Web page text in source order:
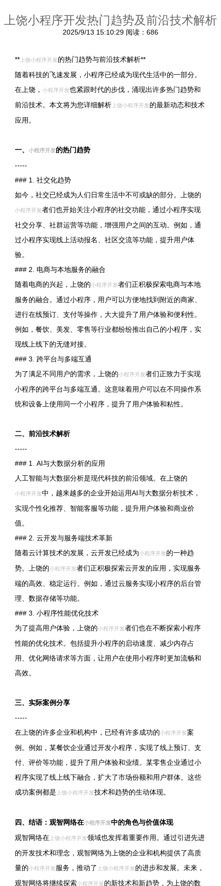
上饶小程序开发热门趋势及前沿技术解析
2025/9/13 15:10:29 阅读：686
** 上饶小程序开发的热门趋势与前沿技术解析**
随着科技的飞速发展，小程序已经成为现代生活中的一部分。
在上饶， 小程序开发也紧跟时代的步伐，涌现出许多热门趋势和
前沿技术。本文将为您详细解析 上饶小程序开发的最新动态和技术
应用。
一、 小程序开发的热门趋势
-----
### 1. 社交化趋势
如今，社交已经成为人们日常生活中不可或缺的部分。上饶的
小程序开发者们也开始关注小程序的社交功能，通过小程序实现
社交分享、社群运营等功能，增强用户之间的互动。例如，通
过小程序实现线上活动报名、社区交流等功能，提升用户体
验。
### 2. 电商与本地服务的融合
随着电商的兴起，上饶的小程序开发者们正积极探索电商与本地
服务的融合。通过小程序，用户可以方便地找到附近的商家、
进行在线预订、支付等操作，大大提升了用户体验和便利性。
例如，餐饮、美发、零售等行业都纷纷推出自己的小程序，实
现线上线下的无缝对接。
### 3. 跨平台与多端互通
为了满足不同用户的需求，上饶的小程序开发者们正致力于实现
小程序的跨平台与多端互通。这意味着用户可以在不同操作系
统和设备上使用同一个小程序，提升了用户体验和粘性。
二、前沿技术解析
-----
### 1. AI与大数据分析的应用
人工智能与大数据分析是现代科技的前沿领域。在上饶的
小程序开发中，越来越多的企业开始运用AI与大数据分析技术，
实现个性化推荐、智能客服等功能，提升用户体验和商业价
值。
### 2. 云开发与服务端技术革新
随着云计算技术的发展，云开发已经成为小程序开发的一种趋
势。上饶的小程序开发者们正积极探索云开发的应用，实现服务
端的高效、稳定运行。例如，通过云服务实现小程序的后台管
理、数据存储等功能。
### 3. 小程序性能优化技术
为了提高用户体验，上饶的小程序开发者们也在不断探索小程序
性能的优化技术。包括提升小程序的启动速度、减少内存占
用、优化网络请求等方面，让用户在使用小程序时更加流畅和
高效。
三、实际案例分享
-----
在上饶的许多企业和机构中，已经有许多成功的小程序开发案
例。例如，某餐饮企业通过开发小程序，实现了线上预订、支
付、评价等功能，提升了用户体验和业绩。某零售企业通过小
程序实现了线上线下融合，扩大了市场份额和用户群体。这些
成功案例都是 上饶小程序开发技术和趋势的生动体现。
四、结语：观智网络在小程序开发中的角色与价值体现
观智网络在 上饶小程序开发领域也发挥着重要作用。通过引进先进
的开发技术和理念，观智网络为上饶的企业和机构提供了高质
量的小程序开发服务，推动了 上饶小程序开发的进步和发展。未来，
观智网络将继续探索小程序开发的新技术和新趋势，为上饶的数